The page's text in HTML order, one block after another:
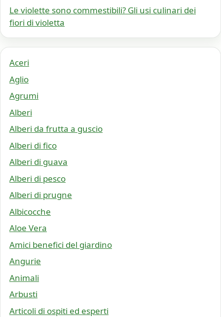
Le violette sono commestibili? Gli usi culinari dei
fiori di violetta
Aceri
Aglio
Agrumi
Alberi
Alberi da frutta a guscio
Alberi di fico
Alberi di guava
Alberi di pesco
Alberi di prugne
Albicocche
Aloe Vera
Amici benefici del giardino
Angurie
Animali
Arbusti
Articoli di ospiti ed esperti